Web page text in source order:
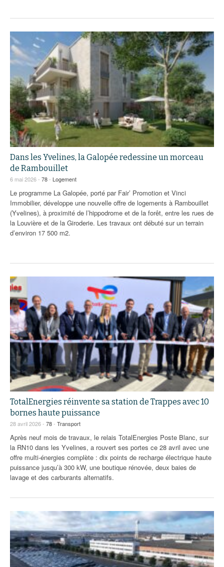
Dans les Yvelines, la Galopée redessine un morceau
de Rambouillet
6 mai 2026 - 78- Logement
Le programme La Galopée, porté par Fair’ Promotion et Vinci
Immobilier, développe une nouvelle offre de logements à Rambouillet
(Yvelines), à proximité de l’hippodrome et de la forêt, entre les rues de
la Louvière et de la Giroderie. Les travaux ont débuté sur un terrain
d’environ 17 500 m2.
TotalEnergies réinvente sa station de Trappes avec 10
bornes haute puissance
28 avril 2026 - 78- Transport
Après neuf mois de travaux, le relais TotalEnergies Poste Blanc, sur
la RN10 dans les Yvelines, a rouvert ses portes ce 28 avril avec une
offre multi-énergies complète : dix points de recharge électrique haute
puissance jusqu’à 300 kW, une boutique rénovée, deux baies de
lavage et des carburants alternatifs.